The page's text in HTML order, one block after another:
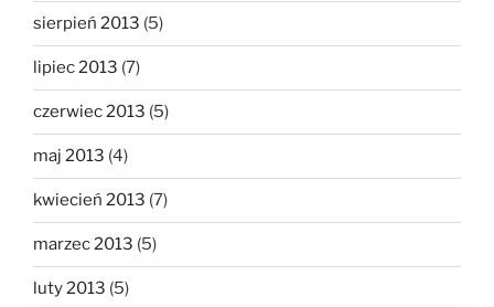
sierpień 2013 (5)
lipiec 2013 (7)
czerwiec 2013 (5)
maj 2013 (4)
kwiecień 2013 (7)
marzec 2013 (5)
luty 2013 (5)